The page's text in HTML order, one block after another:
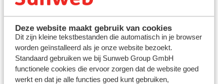
Deze website maakt gebruik van cookies
Dit zijn kleine tekstbestanden die automatisch in je browser
worden geïnstalleerd als je onze website bezoekt.
Standaard gebruiken we bij Sunweb Group GmbH
functionele cookies die ervoor zorgen dat de website goed
werkt en dat je alle functies goed kunt gebruiken,
Lanzarote - Spanje
Marsa Alam - Egypte
Rode Zee - Egypte
Kreta - Griekenland